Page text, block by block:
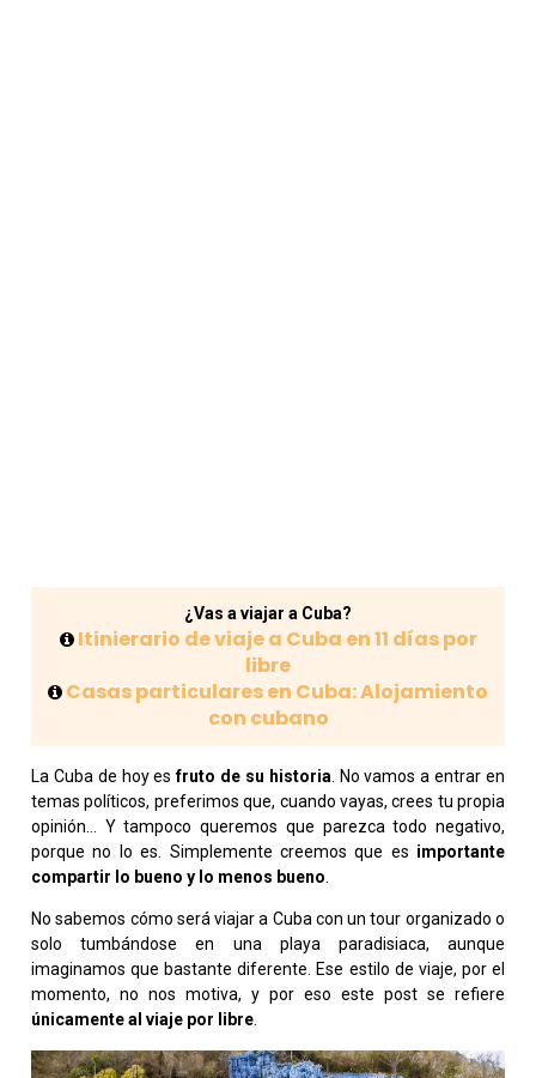
¿Vas a viajar a Cuba?
Itinierario de viaje a Cuba en 11 días por
libre
Casas particulares en Cuba: Alojamiento
con cubano
La Cuba de hoy esfruto de su historia . No vamos a entrar en
temas políticos, preferimos que, cuando vayas, crees tu propia
opinión… Y tampoco queremos que parezca todo negativo,
porque no lo es. Simplemente creemos que es importante
compartir lo bueno y lo menos bueno
No sabemos cómo será viajar a Cuba con un tour organizado o
solo tumbándose en una playa paradisiaca, aunque
imaginamos que bastante diferente. Ese estilo de viaje, por el
momento, no nos motiva, y por eso este post se refiere
únicamente al viaje por libre